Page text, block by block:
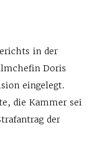
in der
Doris
eingelegt.
die Kammer sei
der